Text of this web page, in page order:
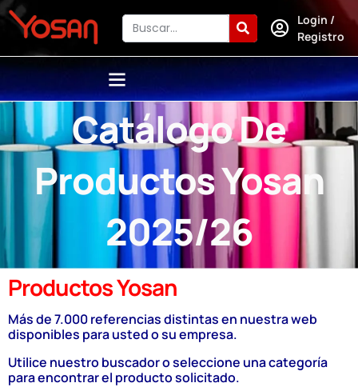
Login /
Registro
Catálogo De
Productos Yosan
2025/26
Productos Yosan
Más de 7.000 referencias distintas en nuestra web
disponibles para usted o su empresa.
Utilice nuestro buscador o seleccione una categoría
para encontrar el producto solicitado.